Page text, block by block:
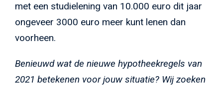
met een studielening van 10.000 euro dit jaar
ongeveer 3000 euro meer kunt lenen dan
voorheen.
Benieuwd wat de nieuwe hypotheekregels van
2021 betekenen voor jouw situatie? Wij zoeken